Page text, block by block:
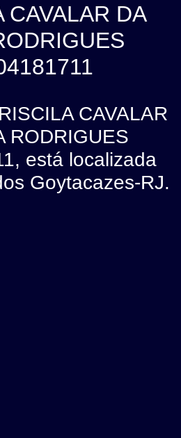
CAVALAR DA
CAVALAR
RODRIGUES
está localizada
Goytacazes-RJ.